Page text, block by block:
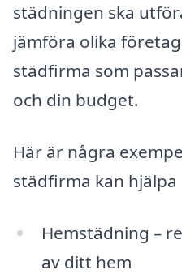
städningen ska
jämföra olika
städfirma som
och din budget.
Här är några
städfirma kan hjälpa
Hemstädning –
av ditt hem